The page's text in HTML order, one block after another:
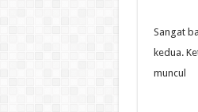
Sangat
kedua.
muncul